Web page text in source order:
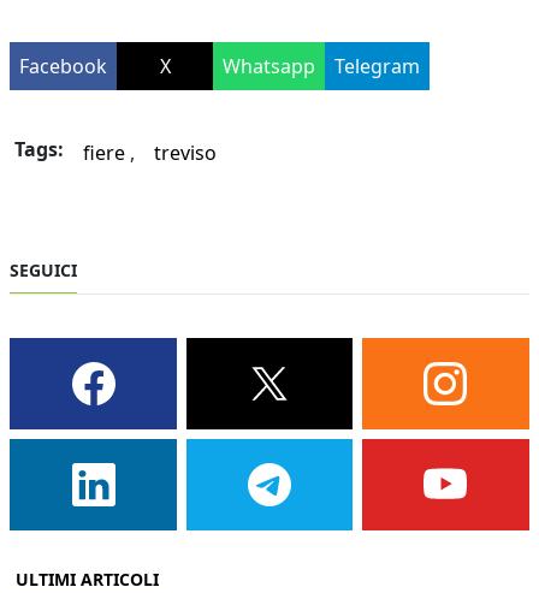
Facebook X Whatsapp Telegram
Tags: fiere treviso
SEGUICI
ULTIMI ARTICOLI